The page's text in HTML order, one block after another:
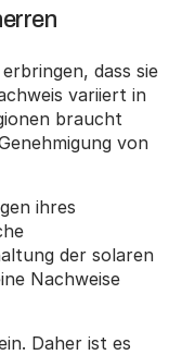
dass sie
variiert in
braucht
von
ihres
der solaren
Nachweise
Daher ist es